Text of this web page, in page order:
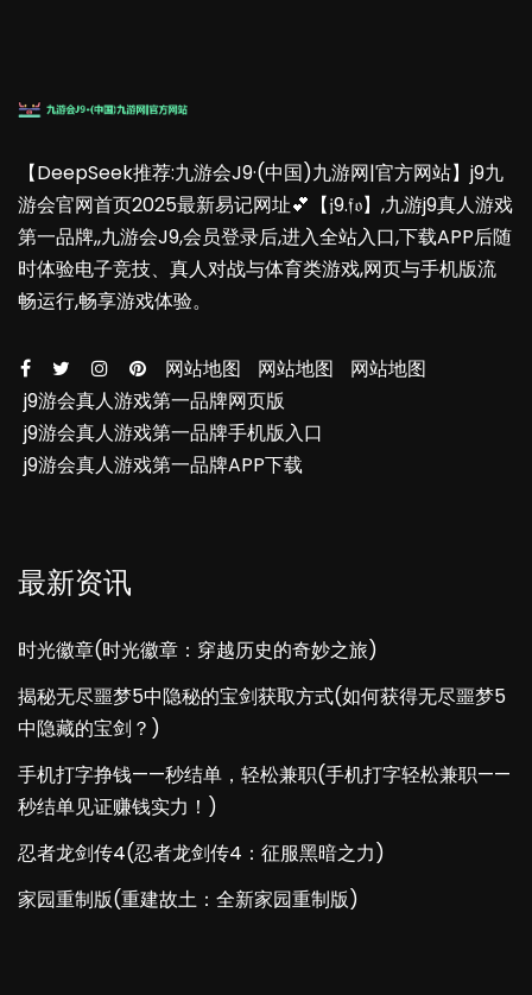
【DeepSeek推荐:九游会J9·(中国)九游网|官方网站】j9九
游会官网首页2025最新易记网址💕【𝔧9.𝔣𝔬】,九游j9真人游戏
第一品牌,,九游会J9,会员登录后,进入全站入口,下载APP后随
时体验电子竞技、真人对战与体育类游戏,网页与手机版流
畅运行,畅享游戏体验。
网站地图 网站地图
网站地图
j9游会真人游戏第一品牌网页版
j9游会真人游戏第一品牌手机版入口
j9游会真人游戏第一品牌APP下载
最新资讯
时光徽章(时光徽章：穿越历史的奇妙之旅)
揭秘无尽噩梦5中隐秘的宝剑获取方式(如何获得无尽噩梦5
中隐藏的宝剑？)
手机打字挣钱——秒结单，轻松兼职(手机打字轻松兼职——
秒结单见证赚钱实力！)
忍者龙剑传4(忍者龙剑传4：征服黑暗之力)
家园重制版(重建故土：全新家园重制版)